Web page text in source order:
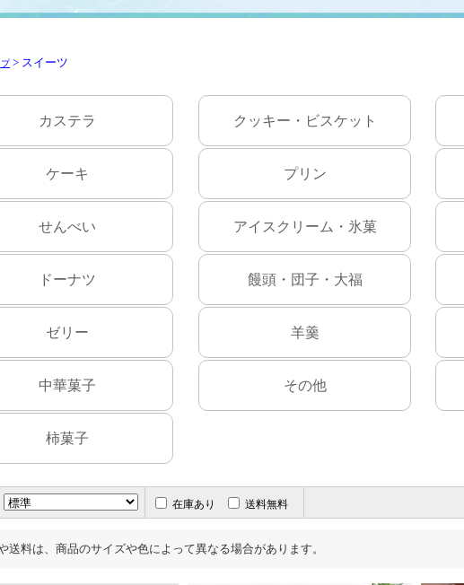
> スイーツ
カステラ クッキー・ビスケット
ケーキ プリン
せんべい アイスクリーム・氷菓
ドーナツ 饅頭・団子・大福
ゼリー 羊羹
中華菓子 その他
柿菓子
在庫あり 送料無料
送料は、商品のサイズや色によって異なる場合があります。